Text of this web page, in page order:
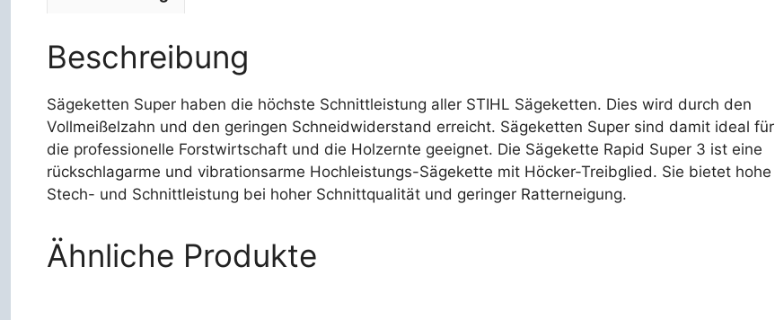
Beschreibung
Sägeketten Super haben die höchste Schnittleistung aller STIHL Sägeketten. Dies wird durch den
Vollmeißelzahn und den geringen Schneidwiderstand erreicht. Sägeketten Super sind damit ideal für
die professionelle Forstwirtschaft und die Holzernte geeignet. Die Sägekette Rapid Super 3 ist eine
rückschlagarme und vibrationsarme Hochleistungs-Sägekette mit Höcker-Treibglied. Sie bietet hohe
Stech- und Schnittleistung bei hoher Schnittqualität und geringer Ratterneigung.
Ähnliche Produkte